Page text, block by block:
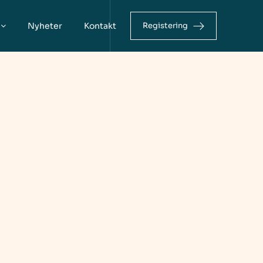
Nyheter Kontakt Registering